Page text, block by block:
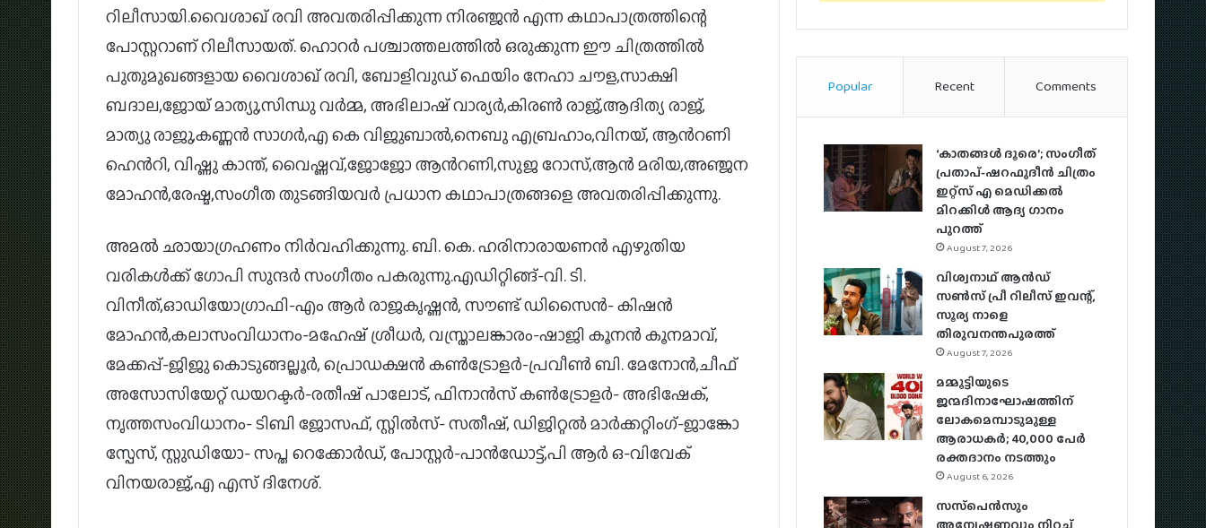
റിലീസായി.വൈശാഖ് രവി അവതരിപ്പിക്കുന്ന നിരഞ്ജൻ എന്ന കഥാപാത്രത്തിന്റെ
പോസ്റ്ററാണ് റിലീസായത്. ഹൊറർ പശ്ചാത്തലത്തിൽ ഒരുക്കുന്ന ഈ ചിത്രത്തിൽ
പുതുമുഖങ്ങളായ വൈശാഖ് രവി, ബോളിവുഡ് ഫെയിം നേഹാ ചൗള,സാക്ഷി
ബദാല,ജോയ് മാത്യു,സിന്ധു വർമ്മ, അഭിലാഷ് വാര്യർ,കിരൺ രാജ്,ആദിത്യ രാജ്,
മാത്യു രാജു,കണ്ണൻ സാഗർ,എ കെ വിജുബാൽ,നെബു എബ്രഹാം,വിനയ്, ആൻറണി
ഹെൻറി, വിഷ്ണു കാന്ത്, വൈഷ്ണവ്,ജോജോ ആൻറണി,സുജ റോസ്,ആൻ മരിയ,അഞ്ജന
മോഹൻ,രേഷ്മ,സംഗീത തുടങ്ങിയവർ പ്രധാന കഥാപാത്രങ്ങളെ അവതരിപ്പിക്കുന്നു.
അമൽ ഛായാഗ്രഹണം നിർവഹിക്കുന്നു. ബി. കെ. ഹരിനാരായണൻ എഴുതിയ
വരികൾക്ക് ഗോപി സുന്ദർ സംഗീതം പകരുന്നു.എഡിറ്റിങ്ങ്-വി. ടി.
വിനീത്,ഓഡിയോഗ്രാഫി-എം ആർ രാജകൃഷ്ണൻ, സൗണ്ട് ഡിസൈൻ- കിഷൻ
മോഹൻ,കലാസംവിധാനം-മഹേഷ് ശ്രീധർ, വസ്ത്രാലങ്കാരം-ഷാജി കൂനൻ കൂനമാവ്,
മേക്കപ്പ്-ജിജു കൊടുങ്ങല്ലൂർ, പ്രൊഡക്ഷൻ കൺട്രോളർ-പ്രവീൺ ബി. മേനോൻ,ചീഫ്
അസോസിയേറ്റ് ഡയറക്ടർ-രതീഷ് പാലോട്, ഫിനാൻസ് കൺട്രോളർ- അഭിഷേക്,
നൃത്തസംവിധാനം- ടിബി ജോസഫ്, സ്റ്റിൽസ്- സതീഷ്, ഡിജിറ്റൽ മാർക്കറ്റിംഗ്-ജാങ്കോ
സ്പേസ്, സ്റ്റുഡിയോ- സപ്ത റെക്കോർഡ്, പോസ്റ്റർ-പാൻഡോട്ട്,പി ആർ ഒ-വിവേക്
വിനയരാജ്,എ എസ് ദിനേശ്.
നടന്‍ ബാലയ്യക്ക് പരിക്ക്, ശസ്ത്രക്രിയക്ക്
Popular Recent Comments
‘കാതങ്ങൾ ദൂരെ’; സംഗീത്
പ്രതാപ്-ഷറഫുദീൻ ചിത്രം
ഇറ്റ്സ് എ മെഡിക്കൽ
മിറക്കിൾ ആദ്യ ഗാനം
പുറത്ത്
August 7, 2026
വിശ്വനാഥ് ആന്‍ഡ്
സണ്‍സ് പ്രീ റിലീസ് ഇവന്റ്,
സൂര്യ നാളെ
തിരുവനന്തപുരത്ത്
August 7, 2026
മമ്മൂട്ടിയുടെ
ജന്മദിനാഘോഷത്തിന്
ലോകമെമ്പാടുമുള്ള
ആരാധകര്‍; 40,000 പേര്‍
രക്തദാനം നടത്തും
August 6, 2026
സസ്‌പെന്‍സും
അന്വേഷണവും നിറച്ച്